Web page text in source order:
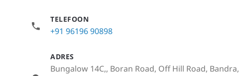
TELEFOON
+91 96196 90898
ADRES
Bungalow 14C,, Boran Road, Off Hill Road, Bandra,